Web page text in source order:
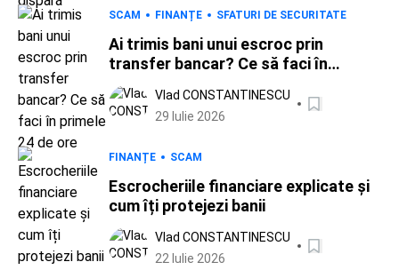
SCAM FINANȚE SFATURI DE SECURITATE
Ai trimis bani unui escroc prin
transfer bancar? Ce să faci în
primele 24 de ore
Vlad CONSTANTINESCU
29 Iulie 2026
FINANȚE SCAM
Escrocheriile financiare explicate și
cum îți protejezi banii
Vlad CONSTANTINESCU
22 Iulie 2026